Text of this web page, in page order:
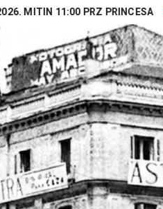
PRZ PRINCESA